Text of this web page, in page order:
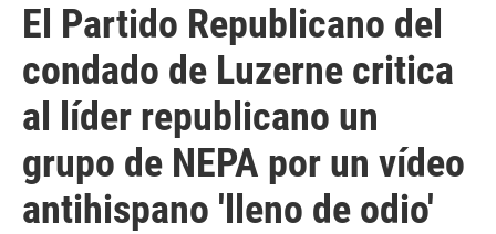
El Partido Republicano del
condado de Luzerne critica
al líder republicano un
grupo de NEPA por un vídeo
antihispano 'lleno de odio'